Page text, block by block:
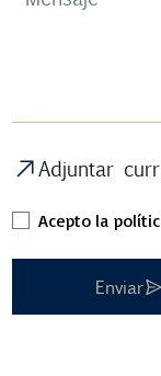
Adjuntar
Acepto la
Enviar